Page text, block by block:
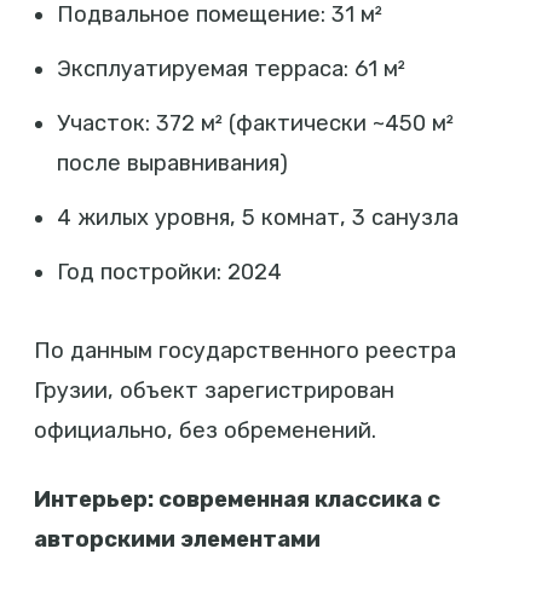
Подвальное помещение: 31 м²
Эксплуатируемая терраса: 61 м²
Участок: 372 м² (фактически ~450 м²
после выравнивания)
4 жилых уровня, 5 комнат, 3 санузла
Год постройки: 2024
По данным государственного реестра
Грузии, объект зарегистрирован
официально, без обременений.
Интерьер: современная классика с
авторскими элементами